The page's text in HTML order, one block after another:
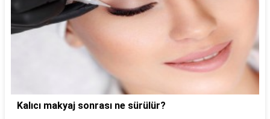
Kalıcı makyaj sonrası ne sürülür?